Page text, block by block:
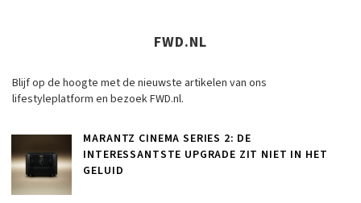
FWD.NL
Blijf op de hoogte met de nieuwste artikelen van ons
lifestyleplatform en bezoek FWD.nl.
MARANTZ CINEMA SERIES 2: DE
INTERESSANTSTE UPGRADE ZIT NIET IN HET
GELUID